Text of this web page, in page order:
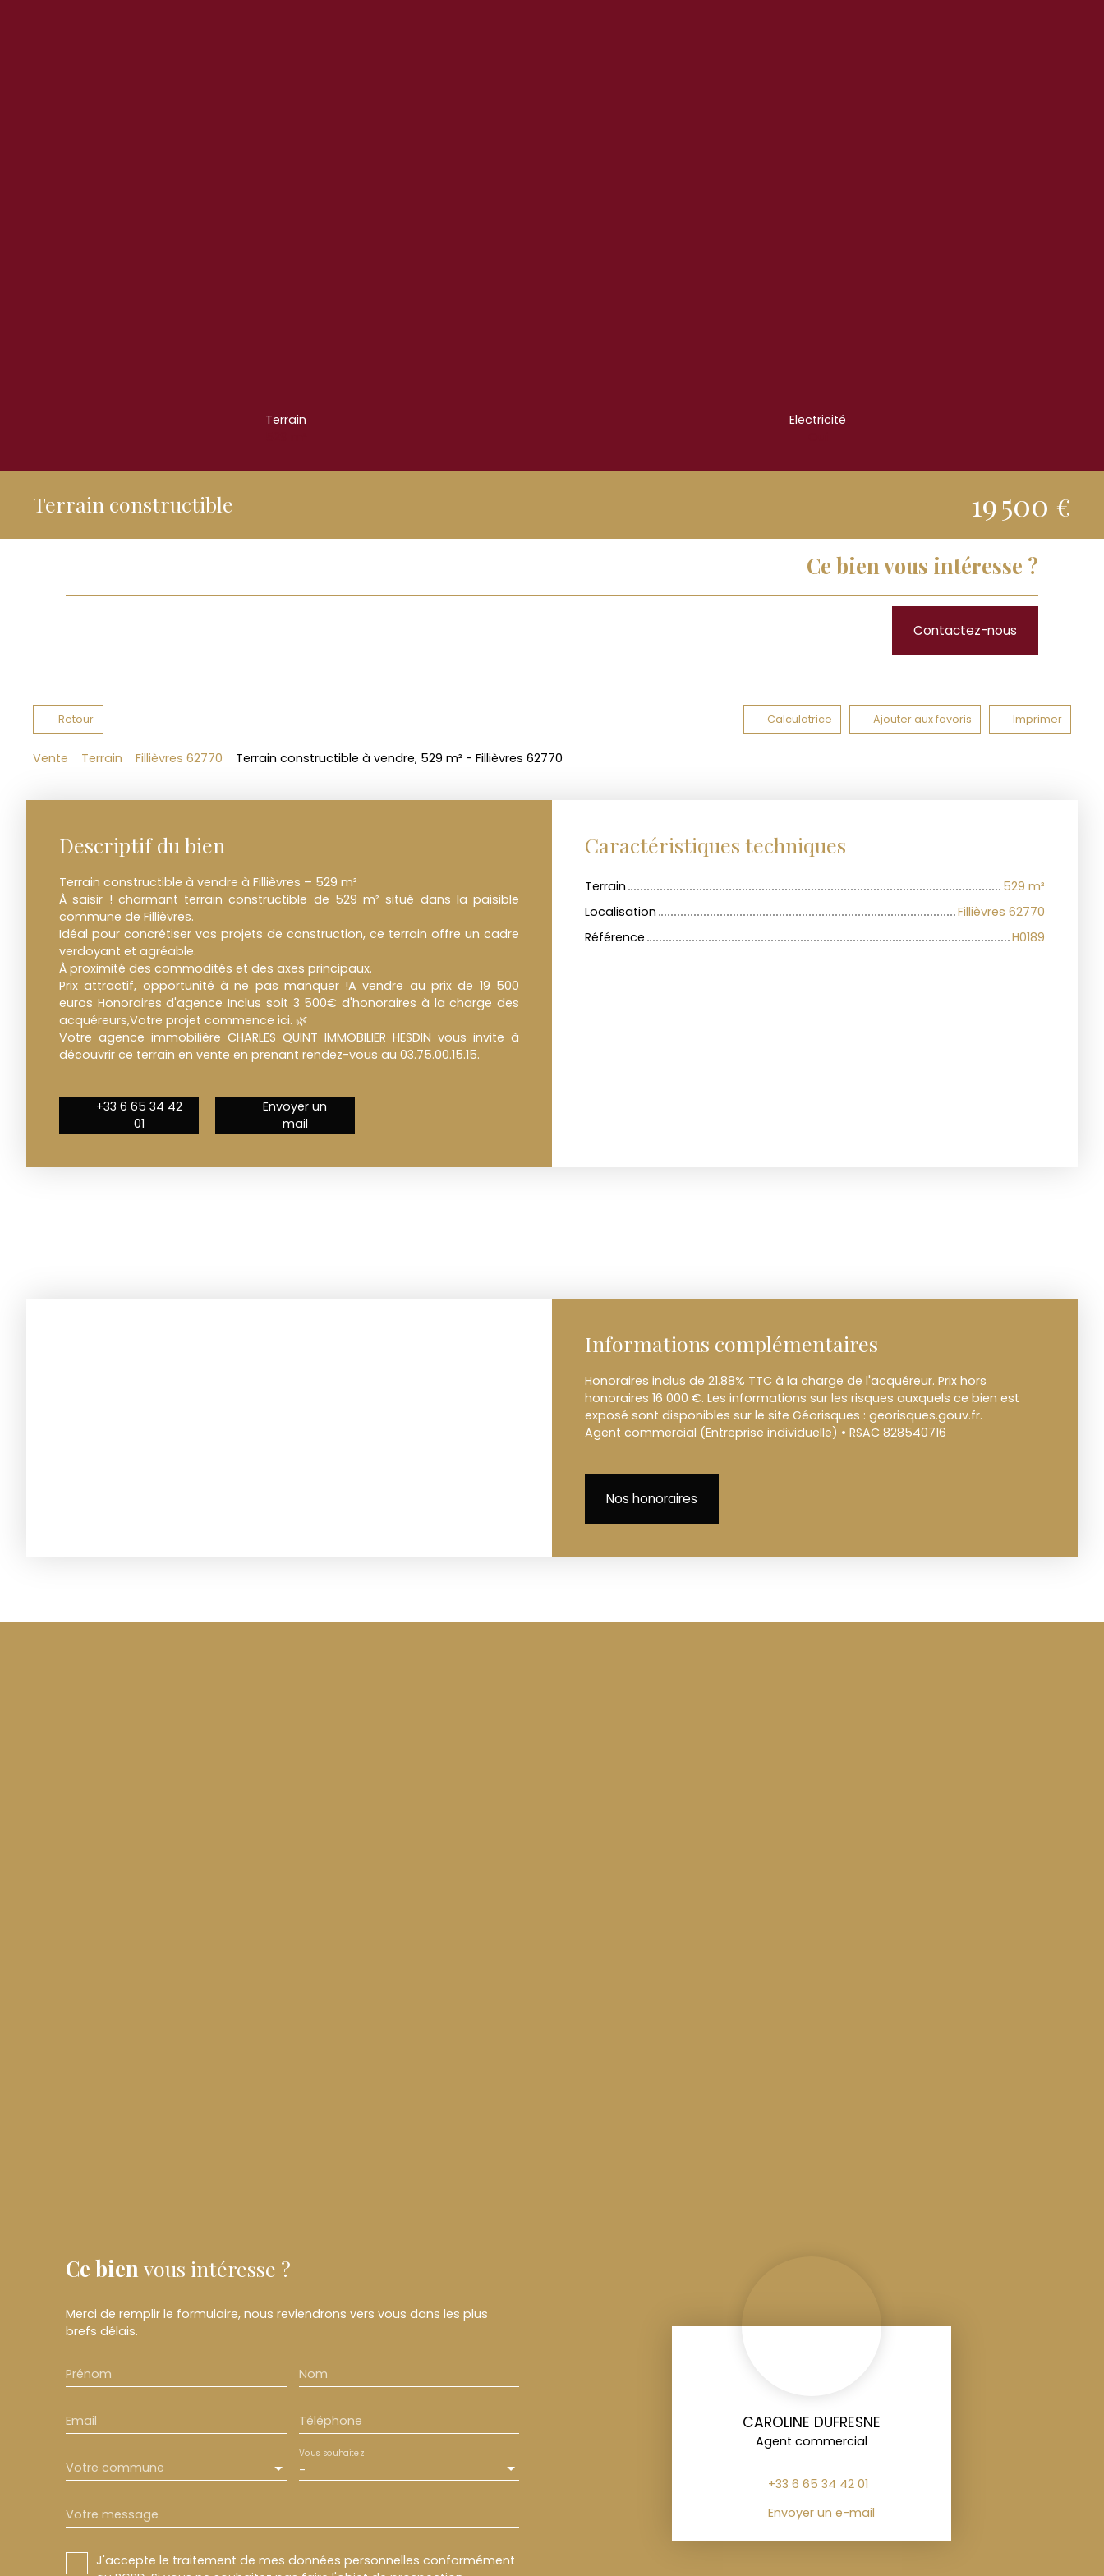
Terrain
Electricité
Terrain constructible 19 500 €
Ce bien vous intéresse ?
Contactez-nous
Retour Calculatrice Ajouter aux favoris Imprimer
Vente Terrain Fillièvres 62770 Terrain constructible à vendre, 529 m² - Fillièvres 62770
Descriptif du bien
Terrain constructible à vendre à Fillièvres – 529 m²
À saisir ! charmant terrain constructible de 529 m² situé dans la paisible
commune de Fillièvres.
Idéal pour concrétiser vos projets de construction, ce terrain offre un cadre
verdoyant et agréable.
À proximité des commodités et des axes principaux.
Prix attractif, opportunité à ne pas manquer !A vendre au prix de 19 500
euros Honoraires d'agence Inclus soit 3 500€ d'honoraires à la charge des
acquéreurs,Votre projet commence ici. 🌿
Votre agence immobilière CHARLES QUINT IMMOBILIER HESDIN vous invite à
découvrir ce terrain en vente en prenant rendez-vous au 03.75.00.15.15.
+33 6 65 34 42
01
Envoyer un
mail
Caractéristiques techniques
Terrain 529 m²
Localisation
Fillièvres 62770
Référence
H0189
Informations complémentaires
Honoraires inclus de 21.88% TTC à la charge de l'acquéreur. Prix hors
honoraires 16 000 €. Les informations sur les risques auxquels ce bien est
exposé sont disponibles sur le site Géorisques : georisques.gouv.fr.
Agent commercial (Entreprise individuelle) • RSAC 828540716
Nos honoraires
Ce bien vous intéresse ?
Merci de remplir le formulaire, nous reviendrons vers vous dans les plus
brefs délais.
Prénom Nom
Email Téléphone
Votre commune -
Vous souhaitez
Votre message
J'accepte le traitement de mes données personnelles conformément
CAROLINE DUFRESNE
Agent commercial
+33 6 65 34 42 01
Envoyer un e-mail